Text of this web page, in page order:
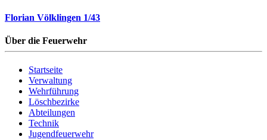
Florian Völklingen 1/43
Über die Feuerwehr
Startseite
Verwaltung
Wehrführung
Löschbezirke
Abteilungen
Technik
Jugendfeuerwehr